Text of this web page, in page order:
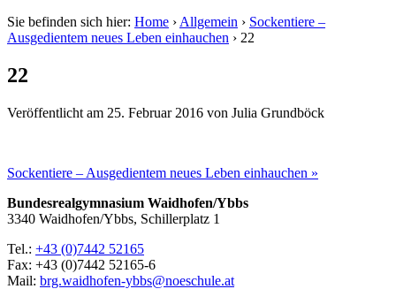
Sie befinden sich hier: Home › Allgemein › Sockentiere –
Ausgedientem neues Leben einhauchen › 22
22
Veröffentlicht am 25. Februar 2016 von Julia Grundböck
Sockentiere – Ausgedientem neues Leben einhauchen »
Bundesrealgymnasium Waidhofen/Ybbs
3340 Waidhofen/Ybbs, Schillerplatz 1
Tel.: +43 (0)7442 52165
Fax: +43 (0)7442 52165-6
Mail: brg.waidhofen-ybbs@noeschule.at